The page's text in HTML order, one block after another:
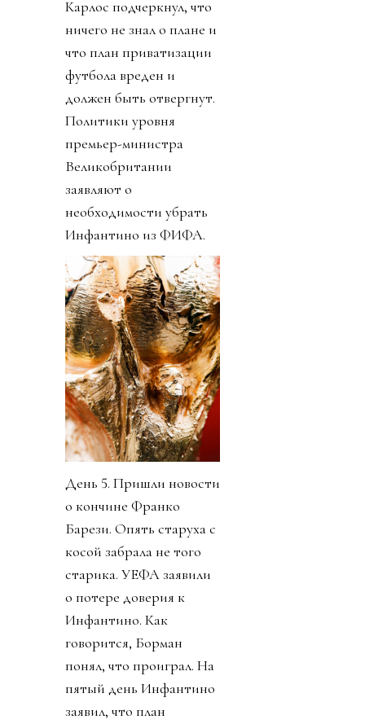
Карлос подчеркнул, что
ничего не знал о плане и
что план приватизации
футбола вреден и
должен быть отвергнут.
Политики уровня
премьер-министра
Великобритании
заявляют о
необходимости убрать
Инфантино из ФИФА.
День 5. Пришли новости
о кончине Франко
Барези. Опять старуха с
косой забрала не того
старика. УЕФА заявили
о потере доверия к
Инфантино. Как
говорится, Борман
понял, что проиграл. На
пятый день Инфантино
заявил, что план